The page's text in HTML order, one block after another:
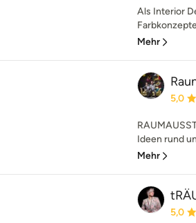
Als Interior
Mehr
5,0
Ideen rund
Mehr
5,0